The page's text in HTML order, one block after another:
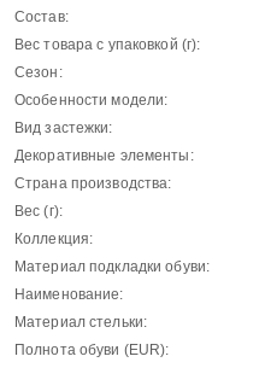
Состав:
Вес товара с упаковкой (г):
Сезон:
Особенности модели:
Вид застежки:
Декоративные элементы:
Страна производства:
Вес (г):
Коллекция:
Материал подкладки обуви:
Наименование:
Материал стельки:
Полнота обуви (EUR):